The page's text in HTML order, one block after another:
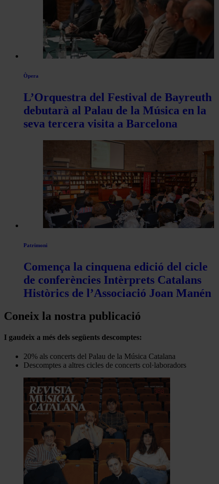
Òpera
L’Orquestra del Festival de Bayreuth
debutarà al Palau de la Música en la
seva tercera visita a Barcelona
Patrimoni
Comença la cinquena edició del cicle
de conferències Intèrprets Catalans
Històrics de l’Associació Joan Manén
Coneix la nostra publicació
I gaudeix a més dels següents descomptes:
20% als concerts del Palau de la Música Catalana
Descomptes a altres cicles de concerts col·laboradors